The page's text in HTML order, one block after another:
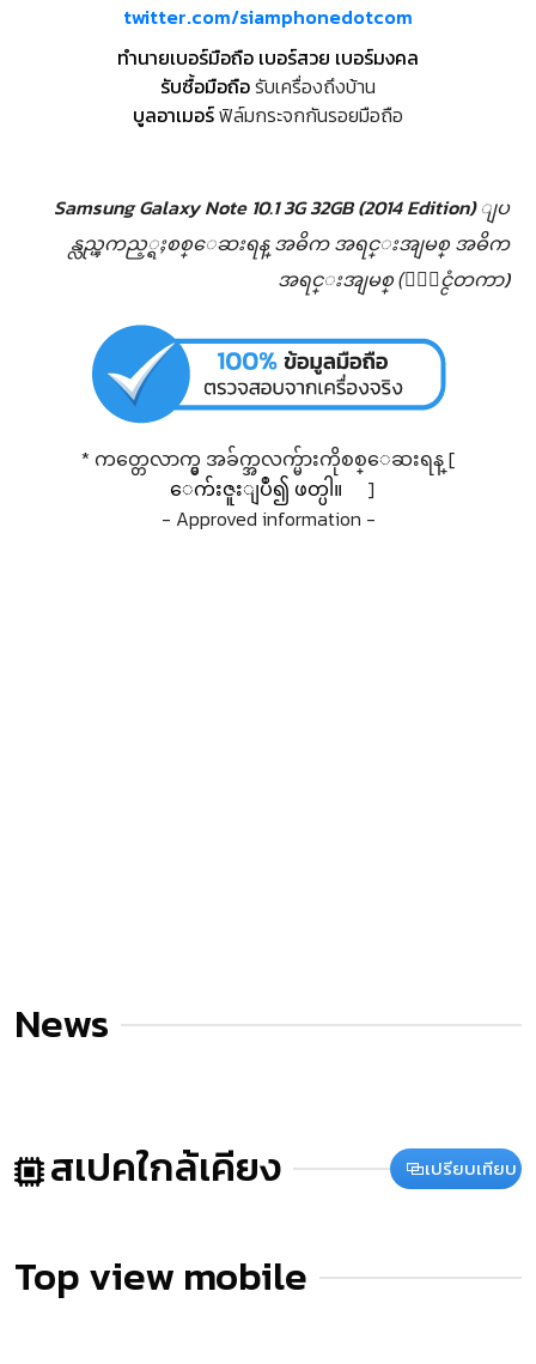
twitter.com/siamphonedotcom
ทำนายเบอร์มือถือ เบอร์สวย เบอร์มงคล
รับซื้อมือถือรับเครื่องถึงบ้าน
บูลอาเมอร์ฟิล์มกระจกกันรอยมือถือ
Samsung Galaxy Note 10.1 3G 32GB (2014 Edition) ျပ
န္လည္ၾကည့္ရႈစစ္ေဆးရန္ အဓိက အရင္းအျမစ္ အဓိက
အရင္းအျမစ္ (ႏုိင္ငံတကာ)
* ကတ္တေလာက္မွ အခ်က္အလက္မ်ားကိုစစ္ေဆးရန္ [
ေက်းဇူးျပဳ၍ ဖတ္ပါ။
]
- Approved information -
News
สเปคใกล้เคียง เปรียบเทียบ
Top view mobile